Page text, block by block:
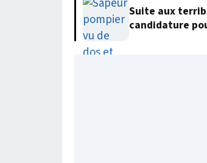
Suite aux
candidature